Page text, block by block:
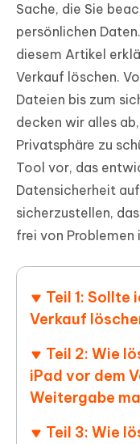
Sache, die Sie
persönlichen
diesem Artikel
Verkauf löschen.
Dateien bis zum
decken wir alles
Privatsphäre zu
Tool vor, das
Datensicherheit
sicherzustellen,
frei von Problemen
Teil 1: Sollte
Verkauf
Teil 2: Wie
iPad vor dem
Weitergabe
Teil 3: Wie